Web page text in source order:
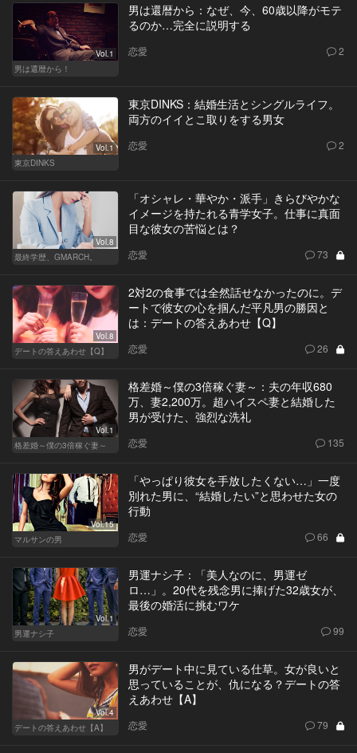
Vol.1
男は還暦から！
男は還暦から：なぜ、今、60歳以降がモテ
るのか…完全に説明する
恋愛 2
Vol.1
東京DINKS
東京DINKS：結婚生活とシングルライフ。
両方のイイとこ取りをする男女
恋愛 2
Vol.8
最終学歴、GMARCH。
「オシャレ・華やか・派手」きらびやかな
イメージを持たれる青学女子。仕事に真面
目な彼女の苦悩とは？
恋愛 73
Vol.8
デートの答えあわせ【Q】
2対2の食事では全然話せなかったのに。デ
ートで彼女の心を掴んだ平凡男の勝因と
は：デートの答えあわせ【Q】
恋愛 26
Vol.1
格差婚～僕の3倍稼ぐ妻～
格差婚～僕の3倍稼ぐ妻～：夫の年収680
万、妻2,200万。超ハイスペ妻と結婚した
男が受けた、強烈な洗礼
恋愛 135
Vol.15
マルサンの男
「やっぱり彼女を手放したくない…」一度
別れた男に、“結婚したい”と思わせた女の
行動
恋愛 66
Vol.1
男運ナシ子
男運ナシ子：「美人なのに、男運ゼ
ロ…」。20代を残念男に捧げた32歳女が、
最後の婚活に挑むワケ
恋愛 99
Vol.4
デートの答えあわせ【A】
男がデート中に見ている仕草。女が良いと
思っていることが、仇になる？デートの答
えあわせ【A】
恋愛 79